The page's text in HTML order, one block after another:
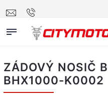
ZÁDOVÝ NOSIČ
BHX1000-K0002